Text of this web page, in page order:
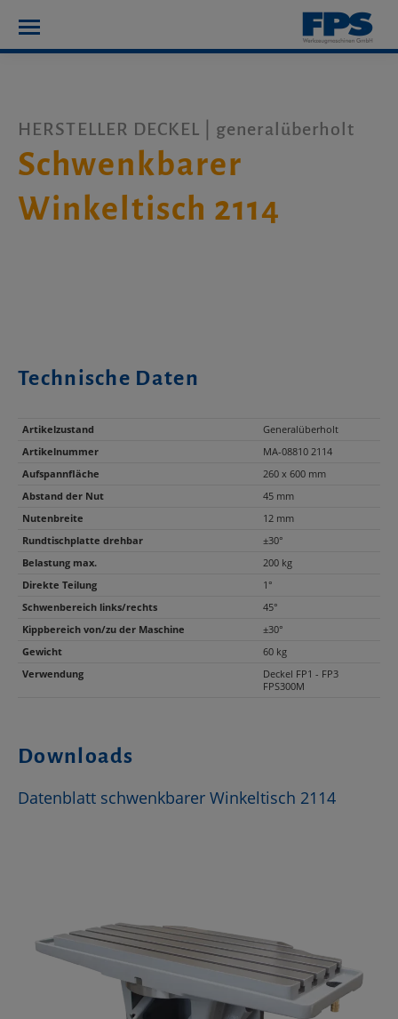
HERSTELLER DECKEL | generalüberholt
Schwenkbarer
Winkeltisch 2114
Technische Daten
Artikelzustand
Generalüberholt
Artikelnummer
MA-08810 2114
Aufspannfläche
260 x 600 mm
Abstand der Nut
45 mm
Nutenbreite
12 mm
Rundtischplatte drehbar
±30°
Belastung max.
200 kg
Direkte Teilung
1°
Schwenbereich links/rechts
45°
Kippbereich von/zu der Maschine
±30°
Gewicht
60 kg
Verwendung
Deckel FP1 - FP3
FPS300M
Downloads
Datenblatt schwenkbarer Winkeltisch 2114